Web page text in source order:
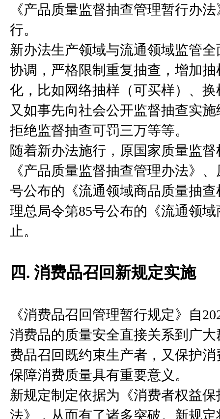
《产品质量监督抽查管理暂行办
行。
新办法生产领域与流通领域监管
协调，严格限制重复抽查，增加
化，比如网络抽样（可买样）、
又如事先向社会公开监督抽查实
拒绝监督抽查可罚三万等等。
随着新办法施行，原国家质量监
《产品质量监督抽查管理办法》
号公布的《流通领域商品质量抽
理总局令第85号公布的《流通领
止。
四. 消费品召回新规定实施
《消费品召回管理暂行规定》自
消费品的质量安全直接关系到广
费品召回既约束生产者，又保护
保障消费质量具有重要意义。
新规定制定依据为《消费者权益
法》，从而有了诸多突破。新规